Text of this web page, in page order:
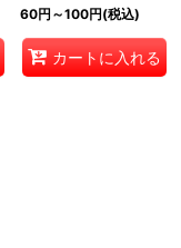
60円 ～100円(税込)
カートに入れる